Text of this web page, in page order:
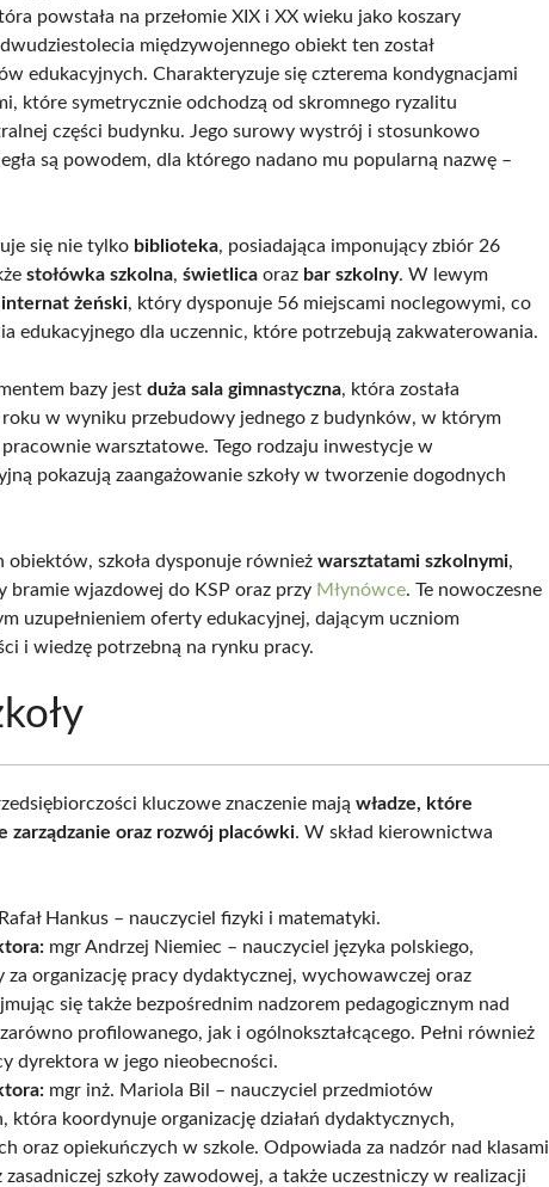
powstała na przełomie XIX i XX wieku jako koszary
międzywojennego obiekt ten został
edukacyjnych. Charakteryzuje się czterema kondygnacjami
które symetrycznie odchodzą od skromnego ryzalitu
części budynku. Jego surowy wystrój i stosunkowo
są powodem, dla którego nadano mu popularną nazwę –
się nie tylko biblioteka, posiadająca imponujący zbiór 26
stołówka szkolna,świetlica oraz bar szkolny. W lewym
internat żeński, który dysponuje 56 miejscami noclegowymi, co
edukacyjnego dla uczennic, które potrzebują zakwaterowania.
bazy jestduża sala gimnastyczna, która została
w wyniku przebudowy jednego z budynków, w którym
pracownie warsztatowe. Tego rodzaju inwestycje w
pokazują zaangażowanie szkoły w tworzenie dogodnych
obiektów, szkoła dysponuje równieżwarsztatami szkolnymi,
bramie wjazdowej do KSP oraz przy Młynówce. Te nowoczesne
uzupełnieniem oferty edukacyjnej, dającym uczniom
i wiedzę potrzebną na rynku pracy.
kluczowe znaczenie mająwładze, które
zarządzanie oraz rozwój placówki. W skład kierownictwa
Hankus – nauczyciel fizyki i matematyki.
mgr Andrzej Niemiec – nauczyciel języka polskiego,
za organizację pracy dydaktycznej, wychowawczej oraz
się także bezpośrednim nadzorem pedagogicznym nad
profilowanego, jak i ogólnokształcącego. Pełni również
dyrektora w jego nieobecności.
mgr inż. Mariola Bil – nauczyciel przedmiotów
która koordynuje organizację działań dydaktycznych,
oraz opiekuńczych w szkole. Odpowiada za nadzór nad klasami
szkoły zawodowej, a także uczestniczy w realizacji